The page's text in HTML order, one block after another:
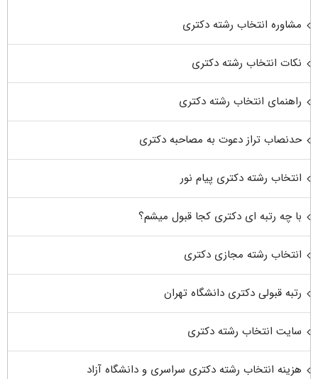
مشاوره انتخاب رشته دکتری
نکات انتخاب رشته دکتری
راهنمای انتخاب رشته دکتری
حدنصاب تراز دعوت به مصاحبه دکتری
انتخاب رشته دکتری پیام نور
با چه رتبه ای دکتری کجا قبول میشم؟
انتخاب رشته مجازی دکتری
رتبه قبولی دکتری دانشگاه تهران
سایت انتخاب رشته دکتری
هزینه انتخاب رشته دکتری سراسری و دانشگاه آزاد